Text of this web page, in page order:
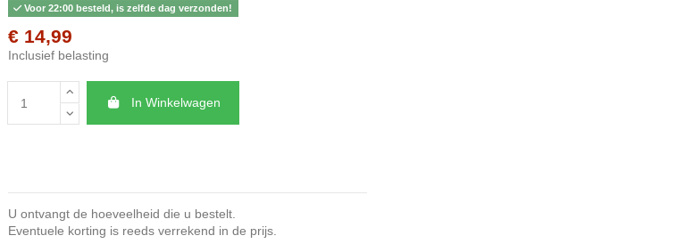
Voor 22:00 besteld, is zelfde dag verzonden!
€ 14,99
Inclusief belasting
In Winkelwagen
U ontvangt de hoeveelheid die u bestelt.
Eventuele korting is reeds verrekend in de prijs.